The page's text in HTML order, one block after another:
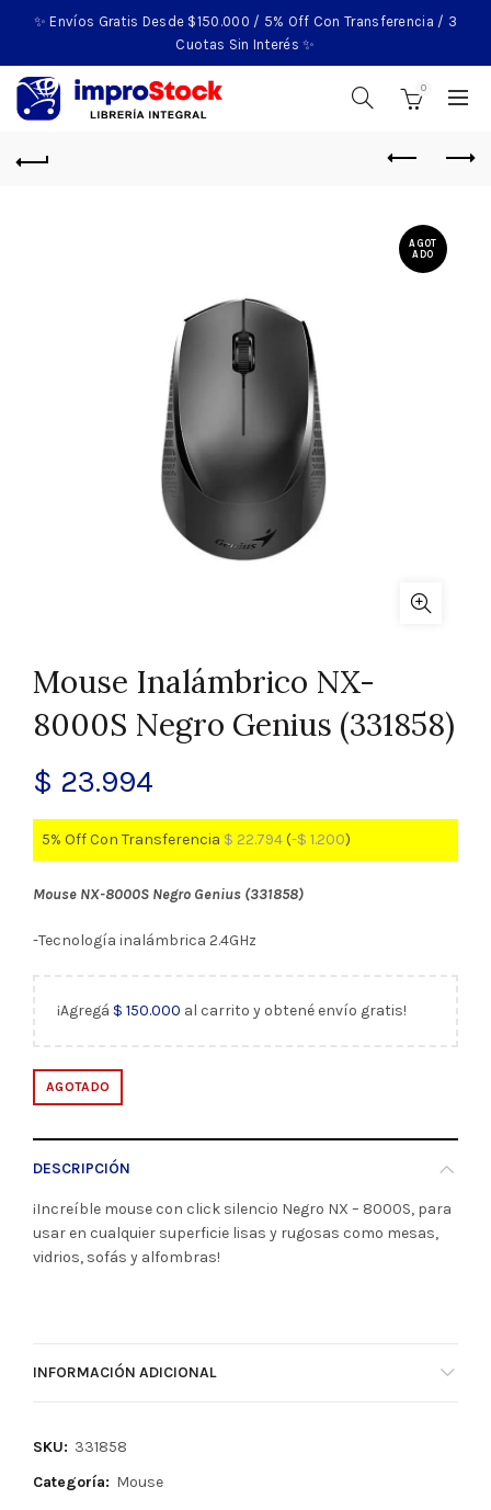
✨ Envíos Gratis Desde $150.000 / 5% Off Con Transferencia / 3
Cuotas Sin Interés ✨
0
AGOT
ADO
Mouse Inalámbrico NX-
8000S Negro Genius (331858)
$ 23.994
5% Off Con Transferencia $ 22.794 (-$ 1.200)
Mouse NX-8000S Negro Genius (331858)
-Tecnología inalámbrica 2.4GHz
¡Agregá $ 150.000 al carrito y obtené envío gratis!
AGOTADO
DESCRIPCIÓN
¡Increíble mouse con click silencio Negro NX – 8000S, para
usar en cualquier superficie lisas y rugosas como mesas,
vidrios, sofás y alfombras!
INFORMACIÓN ADICIONAL
SKU: 331858
Categoría: Mouse